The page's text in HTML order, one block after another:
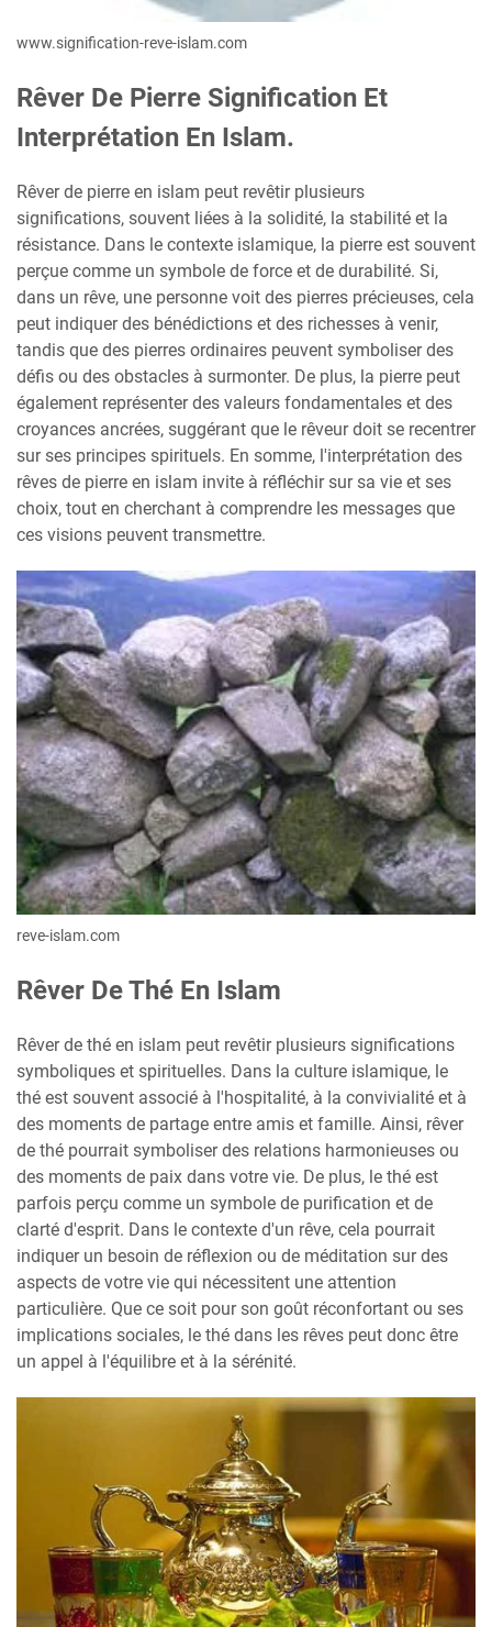
www.signification-reve-islam.com
Rêver De Pierre Signification Et
Interprétation En Islam.
Rêver de pierre en islam peut revêtir plusieurs
significations, souvent liées à la solidité, la stabilité et la
résistance. Dans le contexte islamique, la pierre est souvent
perçue comme un symbole de force et de durabilité. Si,
dans un rêve, une personne voit des pierres précieuses, cela
peut indiquer des bénédictions et des richesses à venir,
tandis que des pierres ordinaires peuvent symboliser des
défis ou des obstacles à surmonter. De plus, la pierre peut
également représenter des valeurs fondamentales et des
croyances ancrées, suggérant que le rêveur doit se recentrer
sur ses principes spirituels. En somme, l'interprétation des
rêves de pierre en islam invite à réfléchir sur sa vie et ses
choix, tout en cherchant à comprendre les messages que
ces visions peuvent transmettre.
reve-islam.com
Rêver De Thé En Islam
Rêver de thé en islam peut revêtir plusieurs significations
symboliques et spirituelles. Dans la culture islamique, le
thé est souvent associé à l'hospitalité, à la convivialité et à
des moments de partage entre amis et famille. Ainsi, rêver
de thé pourrait symboliser des relations harmonieuses ou
des moments de paix dans votre vie. De plus, le thé est
parfois perçu comme un symbole de purification et de
clarté d'esprit. Dans le contexte d'un rêve, cela pourrait
indiquer un besoin de réflexion ou de méditation sur des
aspects de votre vie qui nécessitent une attention
particulière. Que ce soit pour son goût réconfortant ou ses
implications sociales, le thé dans les rêves peut donc être
un appel à l'équilibre et à la sérénité.